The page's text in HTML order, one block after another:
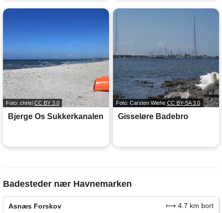
Foto: chrisi CC BY 3.0
Bjerge Os Sukkerkanalen
Foto: Carsten Wiehe CC BY-SA 3.0
Gisseløre Badebro
Badesteder nær Havnemarken
Asnæs Forskov
⟼ 4.7 km bort